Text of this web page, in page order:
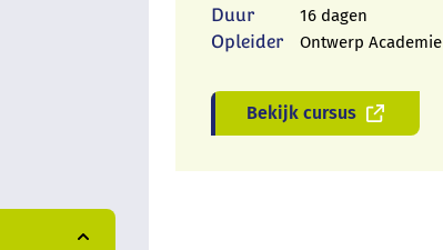
Duur 16 dagen
Opleider Ontwerp Academie
Bekijk cursus